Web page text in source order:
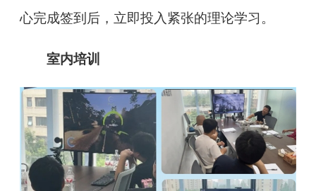
心完成签到后，立即投入紧张的理论学习。
室内培训